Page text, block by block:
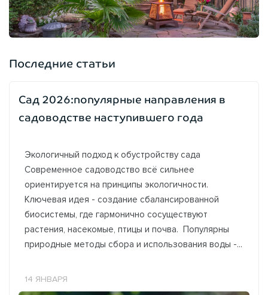
Последние статьи
Сад 2026:популярные направления в
садоводстве наступившего года
Экологичный подход к обустройству сада
Современное садоводство всё сильнее
ориентируется на принципы экологичности.
Ключевая идея - создание сбалансированной
биосистемы, где гармонично сосуществуют
растения, насекомые, птицы и почва. Популярны
природные методы сбора и использования воды -...
14 ЯНВАРЯ